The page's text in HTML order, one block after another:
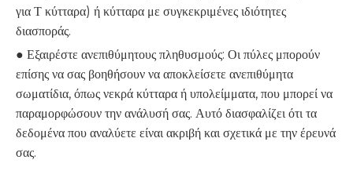
για Τ κύτταρα) ή κύτταρα με συγκεκριμένες ιδιότητες
διασποράς.
● Εξαιρέστε ανεπιθύμητους πληθυσμούς: Οι πύλες μπορούν
επίσης να σας βοηθήσουν να αποκλείσετε ανεπιθύμητα
σωματίδια, όπως νεκρά κύτταρα ή υπολείμματα, που μπορεί να
παραμορφώσουν την ανάλυσή σας. Αυτό διασφαλίζει ότι τα
δεδομένα που αναλύετε είναι ακριβή και σχετικά με την έρευνά
σας.